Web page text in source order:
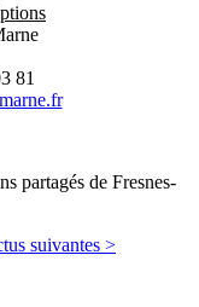
81
suivantes >